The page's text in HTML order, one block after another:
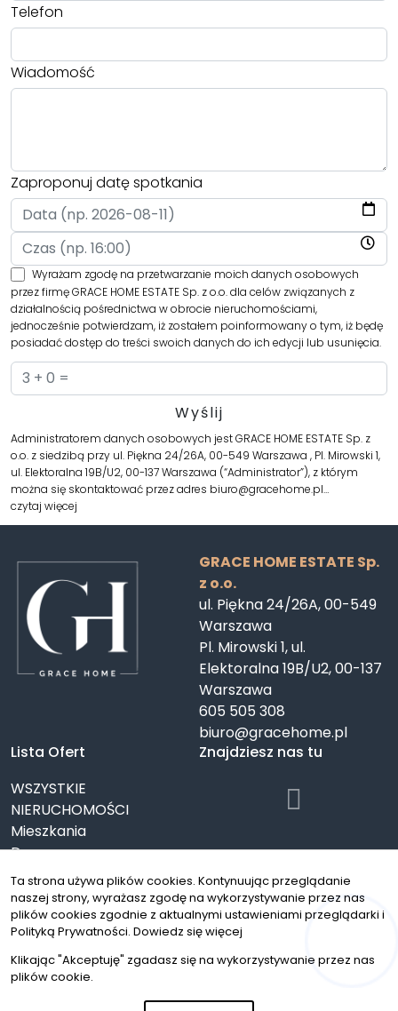
Telefon
Wiadomość
Zaproponuj datę spotkania
Wyrażam zgodę na przetwarzanie moich danych osobowych
przez firmę GRACE HOME ESTATE Sp. z o.o. dla celów związanych z
działalnością pośrednictwa w obrocie nieruchomościami,
jednocześnie potwierdzam, iż zostałem poinformowany o tym, iż będę
posiadać dostęp do treści swoich danych do ich edycji lub usunięcia.
Administratorem danych osobowych jest GRACE HOME ESTATE Sp. z
o.o. z siedzibą przy ul. Piękna 24/26A, 00-549 Warszawa , Pl. Mirowski 1,
ul. Elektoralna 19B/U2, 00-137 Warszawa (“Administrator”), z którym
można się skontaktować przez adres biuro@gracehome.pl…
czytaj więcej
GRACE HOME ESTATE Sp.
z o.o.
ul. Piękna 24/26A, 00-549
Warszawa
Pl. Mirowski 1, ul.
Elektoralna 19B/U2, 00-137
Warszawa
605 505 308
biuro@gracehome.pl
Lista Ofert
WSZYSTKIE
NIERUCHOMOŚCI
Mieszkania
Domy
Działki
Lokale
Oferty specjalne
Znajdziesz nas tu
© 2026 Wszystkie prawa zastrzeżone | Program dla biur
Ta strona używa plików cookies. Kontynuując przeglądanie
naszej strony, wyrażasz zgodę na wykorzystywanie przez nas
plików cookies zgodnie z aktualnymi ustawieniami przeglądarki i
Polityką Prywatności. Dowiedz się więcej
Klikając "Akceptuję" zgadasz się na wykorzystywanie przez nas
plików cookie.
Hej! Chętnie Ci pomogę